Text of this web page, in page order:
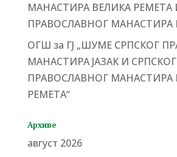
МАНАСТИРА ВЕЛИКА РЕМЕТА
ПРАВОСЛАВНОГ МАНАСТИРА
ОГШ за ГЈ „ШУМЕ СРПСКОГ
МАНАСТИРА ЈАЗАК И СРПСКОГ
ПРАВОСЛАВНОГ МАНАСТИРА
РЕМЕТА“
Архиве
август 2026